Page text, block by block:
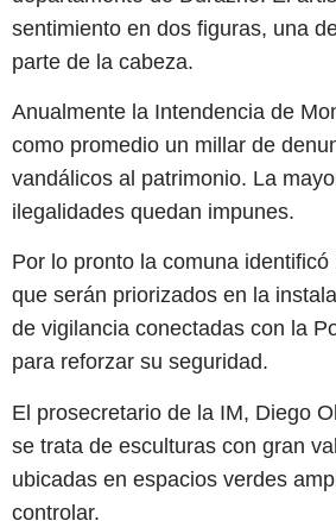
sentimiento en dos figuras, una
parte de la cabeza.
Anualmente la Intendencia de
como promedio un millar de
vandálicos al patrimonio. La
ilegalidades quedan impunes.
Por lo pronto la comuna identificó
que serán priorizados en la
de vigilancia conectadas con la
para reforzar su seguridad.
El prosecretario de la IM, Diego
se trata de esculturas con gran
ubicadas en espacios verdes
controlar.